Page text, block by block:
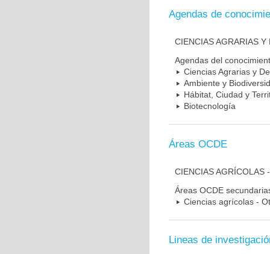
Agendas de
CIENCIAS AGRARIAS
Agendas del
Ciencias Agrarias y
Ambiente y
Hábitat, Ciudad y
Biotecnología
Áreas OCDE
CIENCIAS AGRÍCOLAS
Áreas OCDE
Ciencias agrícolas -
Lineas de